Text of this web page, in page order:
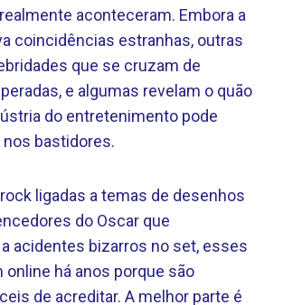
aconteceram. Embora a
coincidências estranhas, outras
que se cruzam de
e algumas revelam o quão
do entretenimento pode
bastidores.
ligadas a temas de desenhos
do Oscar que
acidentes bizarros no set, esses
há anos porque são
de acreditar. A melhor parte é